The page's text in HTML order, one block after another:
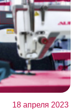
18 апреля 2023